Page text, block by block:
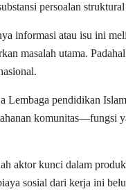
persoalan
informasi atau isu ini
masalah utama.
Lembaga pendidikan
komunitas—fungsi
aktor kunci dalam
sosial dari kerja ini